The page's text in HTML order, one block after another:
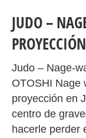
JUDO –
Judo –
OTOSHI Nage
proyección en
centro de
hacerle perder